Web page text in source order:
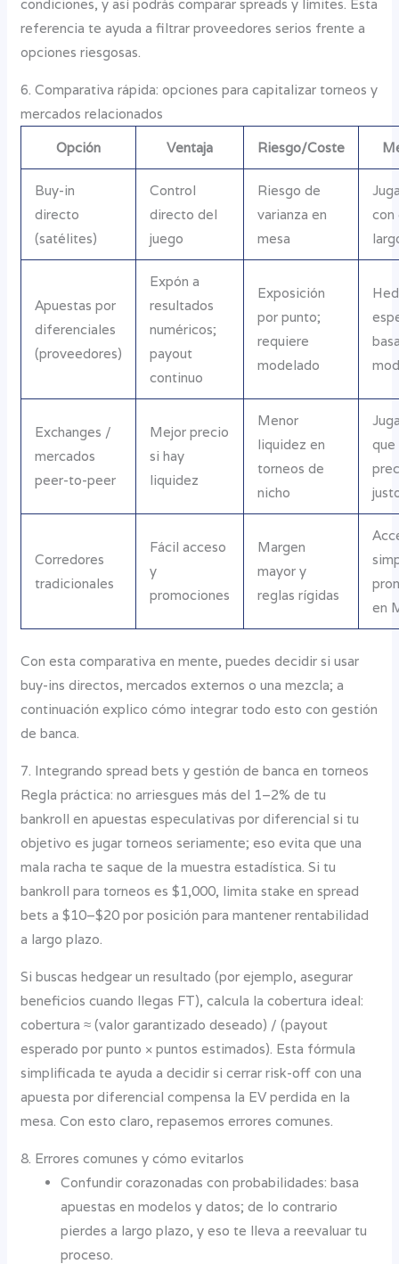
condiciones, y así podrás comparar spreads y límites. Esta
referencia te ayuda a filtrar proveedores serios frente a
opciones riesgosas.
6. Comparativa rápida: opciones para capitalizar torneos y
mercados relacionados
Opción
Ventaja Riesgo/Coste
Buy-in
directo
(satélites)
Control
directo del
juego
Riesgo de
varianza en
mesa
con
Apuestas por
diferenciales
(proveedores)
Expón a
resultados
numéricos;
payout
continuo
Exposición
por punto;
requiere
modelado
Exchanges /
mercados
peer-to-peer
Mejor precio
si hay
liquidez
Menor
liquidez en
torneos de
nicho
que
Corredores
tradicionales
Fácil acceso
y
promociones
Margen
mayor y
reglas rígidas
en
Con esta comparativa en mente, puedes decidir si usar
buy-ins directos, mercados externos o una mezcla; a
continuación explico cómo integrar todo esto con gestión
de banca.
7. Integrando spread bets y gestión de banca en torneos
Regla práctica: no arriesgues más del 1–2% de tu
bankroll en apuestas especulativas por diferencial si tu
objetivo es jugar torneos seriamente; eso evita que una
mala racha te saque de la muestra estadística. Si tu
bankroll para torneos es $1,000, limita stake en spread
bets a $10–$20 por posición para mantener rentabilidad
a largo plazo.
Si buscas hedgear un resultado (por ejemplo, asegurar
beneficios cuando llegas FT), calcula la cobertura ideal:
cobertura ≈ (valor garantizado deseado) / (payout
esperado por punto × puntos estimados). Esta fórmula
simplificada te ayuda a decidir si cerrar risk-off con una
apuesta por diferencial compensa la EV perdida en la
mesa. Con esto claro, repasemos errores comunes.
8. Errores comunes y cómo evitarlos
Confundir corazonadas con probabilidades: basa
apuestas en modelos y datos; de lo contrario
pierdes a largo plazo, y eso te lleva a reevaluar tu
proceso.